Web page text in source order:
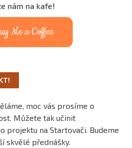
nám na kafe!
Me a Coffee
moc vás prosíme o
Můžete tak učinit
projektu na Startovači. Budeme
skvělé přednášky.